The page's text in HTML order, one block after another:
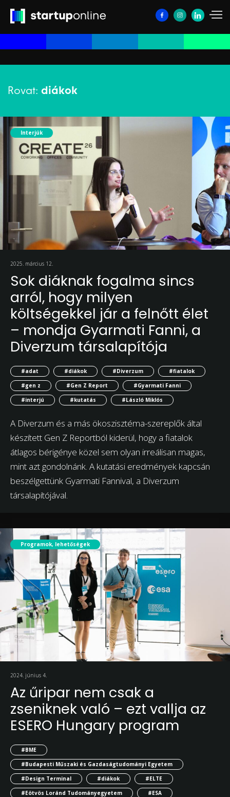
Rovat: diákok
Interjúk
2025. március 12.
Sok diáknak fogalma sincs
arról, hogy milyen
költségekkel jár a felnőtt élet
– mondja Gyarmati Fanni, a
Diverzum társalapítója
#adat #diákok #Diverzum
#fiatalok
#gen z
#Gen Z Report
#Gyarmati Fanni
#interjú
#kutatás #László Miklós
A Diverzum és a más ökoszisztéma-szereplők által
készített Gen Z Reportból kiderül, hogy a fiatalok
átlagos bérigénye közel sem olyan irreálisan magas,
mint azt gondolnánk. A kutatási eredmények kapcsán
beszélgettünk Gyarmati Fannival, a Diverzum
társalapítójával.
Programok, lehetőségek
2024. június 4.
Az űripar nem csak a
zseniknek való – ezt vallja az
ESERO Hungary program
#BME
#Budapesti Műszaki és Gazdaságtudományi Egyetem
#Design Terminal
#diákok
#ELTE
#Eötvös Loránd Tudományegyetem
#ESA